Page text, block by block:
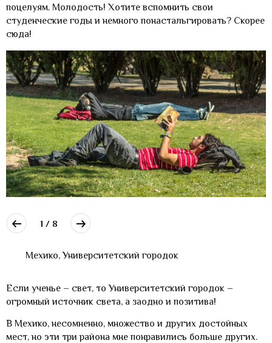
поцелуям. Молодость! Хотите вспомнить свои
студенческие годы и немного понастальгировать? Скорее
сюда!
1 / 8
Мехико, Университетский городок
Если ученье – свет, то Университетский городок –
огромный источник света, а заодно и позитива!
В Мехико, несомненно, множество и других достойных
мест, но эти три района мне понравились больше других.